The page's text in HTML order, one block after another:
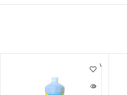
فروخته
شده